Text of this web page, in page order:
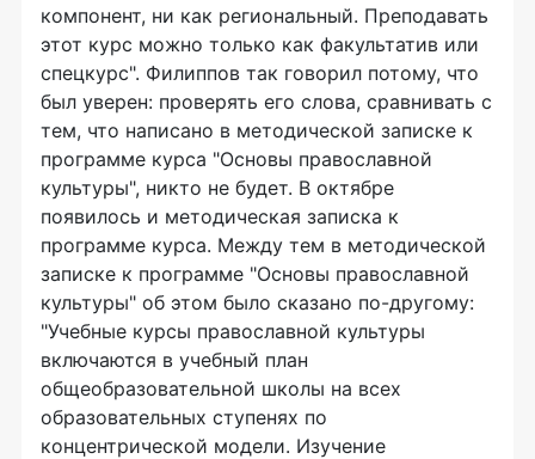
компонент, ни как региональный. Преподавать
этот курс можно только как факультатив или
спецкурс". Филиппов так говорил потому, что
был уверен: проверять его слова, сравнивать с
тем, что написано в методической записке к
программе курса "Основы православной
культуры", никто не будет. В октябре
появилось и методическая записка к
программе курса. Между тем в методической
записке к программе "Основы православной
культуры" об этом было сказано по-другому:
"Учебные курсы православной культуры
включаются в учебный план
общеобразовательной школы на всех
образовательных ступенях по
концентрической модели. Изучение